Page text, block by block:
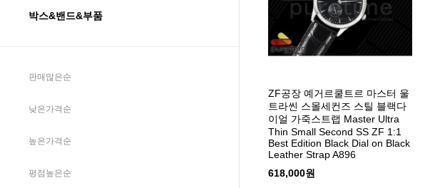
박스&밴드&부품
판매많은순
낮은가격순
높은가격순
평점높은순
ZF공장 예거르쿨트르 마스터 울
트라씬 스몰세컨즈 스틸 블랙다
이얼 가죽스트랩 Master Ultra
Thin Small Second SS ZF 1:1
Best Edition Black Dial on Black
Leather Strap A896
618,000원